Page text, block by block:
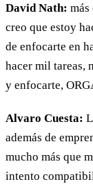
David Nath:
creo que estoy
de enfocarte en
hacer mil tareas,
y enfocarte,
Alvaro Cuesta:
además de
mucho más que
intento